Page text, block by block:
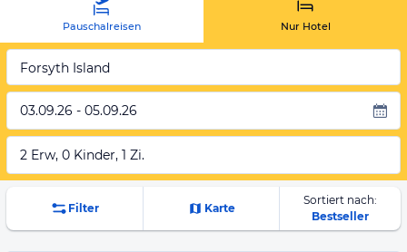
Pauschalreisen Nur Hotel
Forsyth Island
03.09.26 - 05.09.26
2 Erw, 0 Kinder, 1 Zi.
Filter Karte
Sortiert nach:
Bestseller